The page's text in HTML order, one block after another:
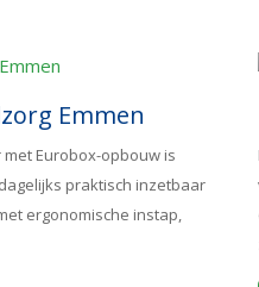
Emmen
Eurobox-opbouw is
praktisch inzetbaar
ergonomische instap,